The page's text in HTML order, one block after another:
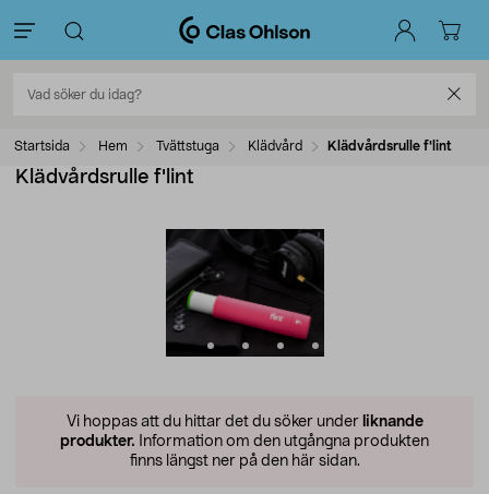
Startsida Hem Tvättstuga Klädvård Klädvårdsrulle f'lint
Klädvårdsrulle f'lint
Vi hoppas att du hittar det du söker under liknande
produkter. Information om den utgångna produkten
finns längst ner på den här sidan.